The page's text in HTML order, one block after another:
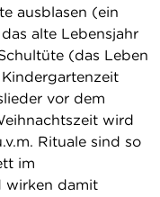
ausblasen (ein
alte Lebensjahr
(das Leben
vor dem
wird
Rituale sind so
im
wirken damit